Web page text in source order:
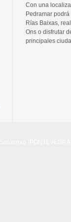
Con una
Pedramar
Rías Baixas,
Ons o disfrutar
principales